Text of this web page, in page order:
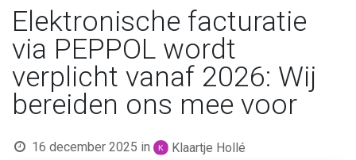
Elektronische facturatie
via PEPPOL wordt
verplicht vanaf 2026: Wij
bereiden ons mee voor
16 december 2025 in Klaartje Hollé